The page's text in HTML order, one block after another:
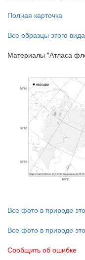
Полная карточка
Все образцы этого вида
Материалы "Атласа
Все фото в природе
Все фото в природе
Сообщить об ошибке